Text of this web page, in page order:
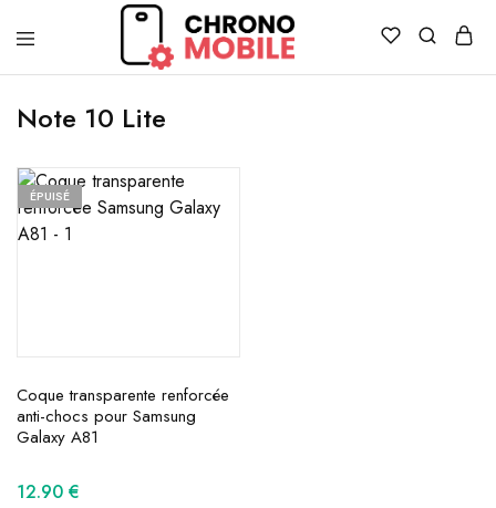
Chronomobile
Achat,
et
réparation
smartphones
et
tablettes
Note 10 Lite
ÉPUISÉ
Coque transparente renforcée
anti-chocs pour Samsung
Galaxy A81
12.90 €